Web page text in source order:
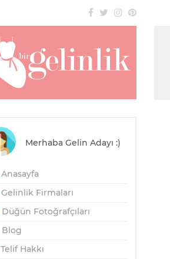
Merhaba Gelin Adayı :)
Anasayfa
Gelinlik Firmaları
Düğün Fotoğrafçıları
Blog
Telif Hakkı